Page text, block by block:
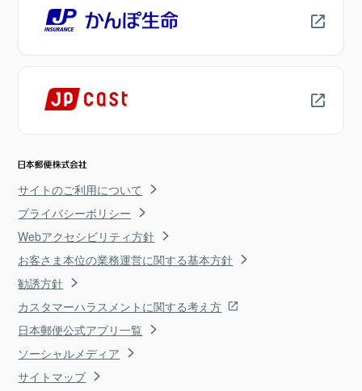
サイトのご利用について
プライバシーポリシー
Webアクセシビリティ方針
お客さま本位の業務運営に関する基本方針
勧誘方針
カスタマーハラスメントに関する考え方
日本郵便公式アプリ一覧
ソーシャルメディア
サイトマップ